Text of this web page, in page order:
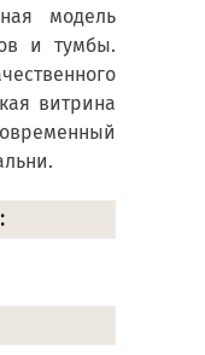
модель
и тумбы.
витрина